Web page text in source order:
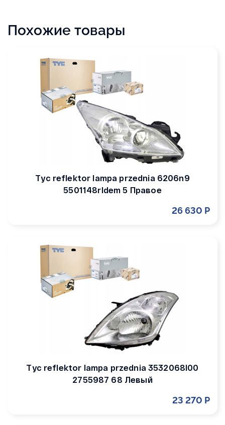
Похожие товары
Tyc reflektor lampa przednia 6206n9
5501148rldem 5 Правое
26 630 Р
Tyc reflektor lampa przednia 3532068l00
2755987 68 Левый
23 270 Р